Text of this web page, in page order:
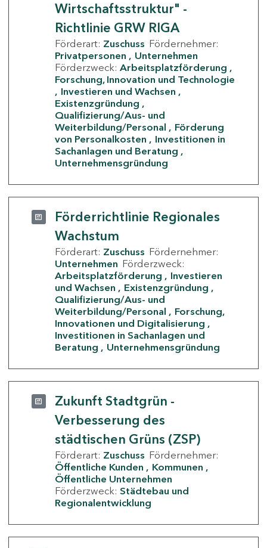
Wirtschaftsstruktur" -
Richtlinie GRW RIGA
Förderart: Zuschuss Fördernehmer:
Privatpersonen
Unternehmen
Förderzweck: Arbeitsplatzförderung
Forschung, Innovation und Technologie
Investieren und Wachsen
Existenzgründung
Qualifizierung/Aus- und
Weiterbildung/Personal
Förderung
von Personalkosten
Investitionen in
Sachanlagen und Beratung
Unternehmensgründung
Förderrichtlinie Regionales
Wachstum
Förderart: Zuschuss Fördernehmer:
Unternehmen Förderzweck:
Arbeitsplatzförderung
Investieren
und Wachsen
Existenzgründung
Qualifizierung/Aus- und
Weiterbildung/Personal
Forschung,
Innovationen und Digitalisierung
Investitionen in Sachanlagen und
Beratung
Unternehmensgründung
Zukunft Stadtgrün -
Verbesserung des
städtischen Grüns (ZSP)
Förderart: Zuschuss Fördernehmer:
Öffentliche Kunden
Kommunen
Öffentliche Unternehmen
Förderzweck: Städtebau und
Regionalentwicklung